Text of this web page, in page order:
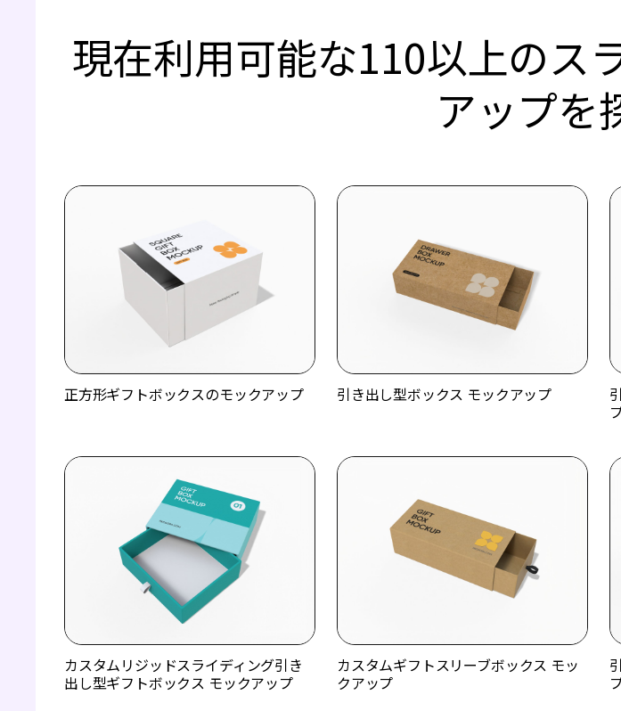
現在利用可能な110以上のス
アップを
正方形ギフトボックスのモックアップ 引き出し型ボックス モックアップ
カスタムリジッドスライディング引き
出し型ギフトボックス モックアップ
カスタムギフトスリーブボックス モッ
クアップ